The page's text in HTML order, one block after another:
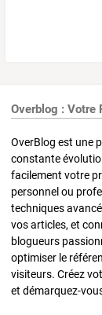
Overblog : Votre
OverBlog est une
constante
facilement votre
personnel ou
techniques
vos articles, et
blogueurs
optimiser le
visiteurs. Créez
et démarquez-